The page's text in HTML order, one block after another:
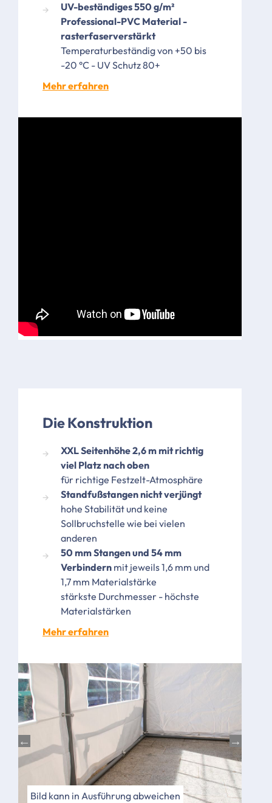
UV-beständiges 550 g/m²
Professional-PVC Material -
rasterfaserverstärkt
Temperaturbeständig von +50 bis
-20 °C - UV Schutz 80+
Mehr erfahren
Die Konstruktion
XXL Seitenhöhe 2,6 m mit richtig
viel Platz nach oben
für richtige Festzelt-Atmosphäre
Standfußstangen nicht verjüngt
hohe Stabilität und keine
Sollbruchstelle wie bei vielen
anderen
50 mm Stangen und 54 mm
Verbindern mit jeweils 1,6 mm und
1,7 mm Materialstärke
stärkste Durchmesser - höchste
Materialstärken
Mehr erfahren
Bild kann in Ausführung abweichen